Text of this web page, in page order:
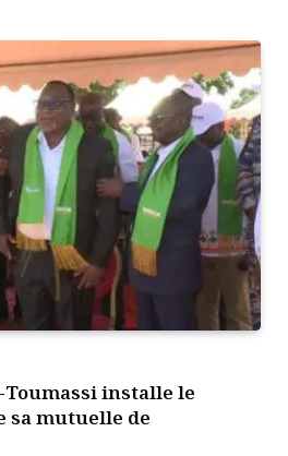
Toumassi installe le
sa mutuelle de